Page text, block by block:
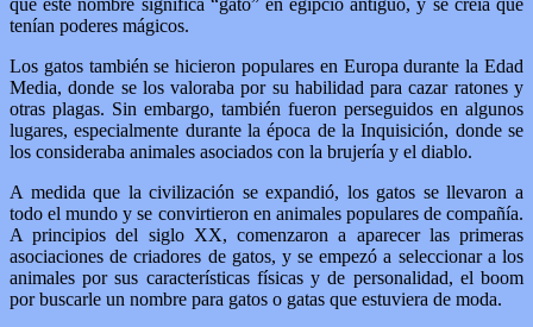
que este nombre significa “gato” en egipcio antiguo, y se creía que
tenían poderes mágicos.
Los gatos también se hicieron populares en Europa durante la Edad
Media, donde se los valoraba por su habilidad para cazar ratones y
otras plagas. Sin embargo, también fueron perseguidos en algunos
lugares, especialmente durante la época de la Inquisición, donde se
los consideraba animales asociados con la brujería y el diablo.
A medida que la civilización se expandió, los gatos se llevaron a
todo el mundo y se convirtieron en animales populares de compañía.
A principios del siglo XX, comenzaron a aparecer las primeras
asociaciones de criadores de gatos, y se empezó a seleccionar a los
animales por sus características físicas y de personalidad, el boom
por buscarle un nombre para gatos o gatas que estuviera de moda.